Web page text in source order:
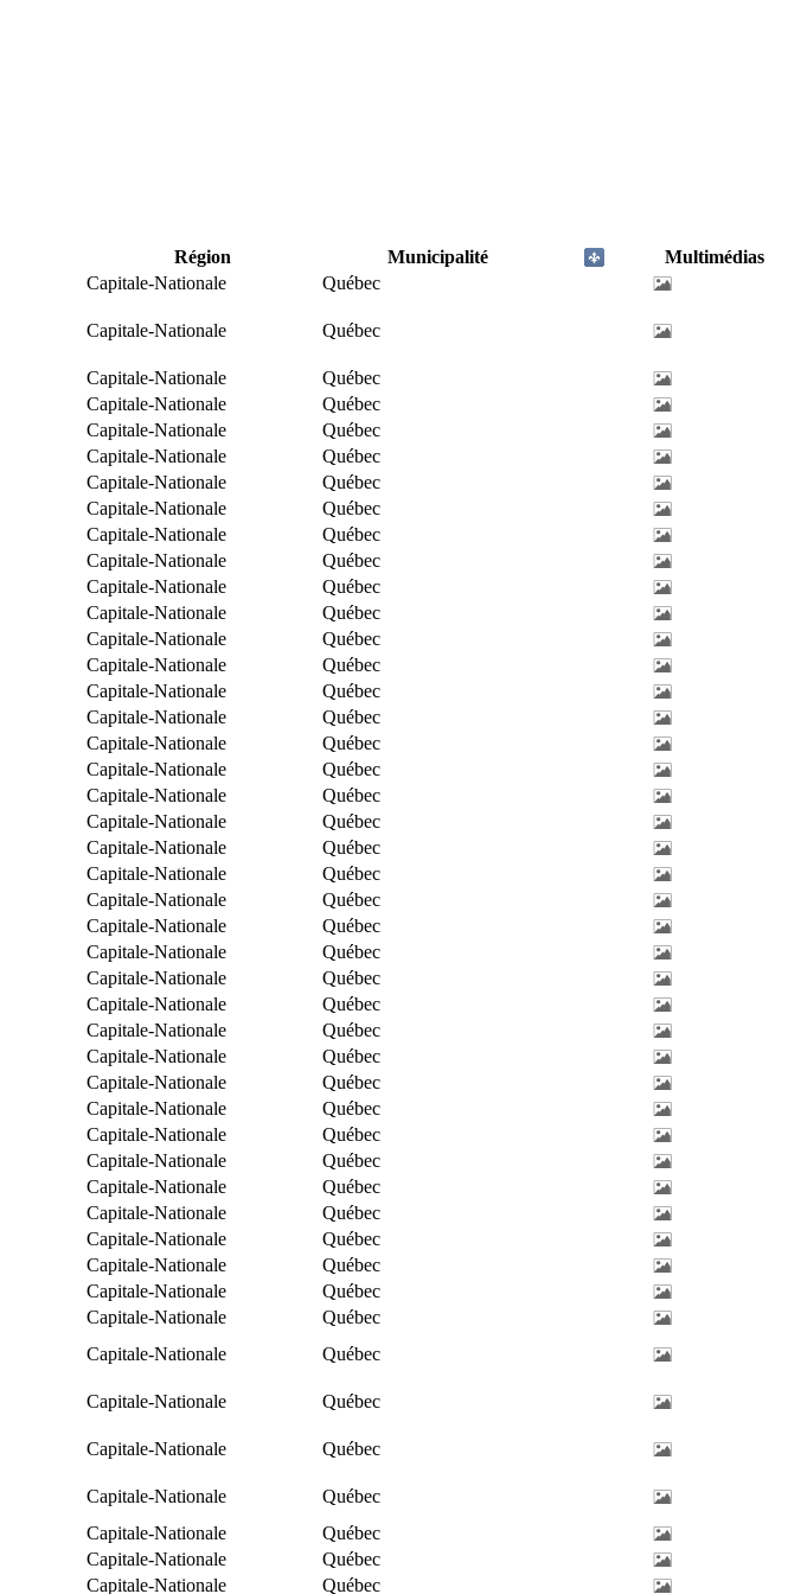
Région Municipalité
Multimédias
Capitale-Nationale
Québec
Capitale-Nationale Québec
Capitale-Nationale
Québec
Capitale-Nationale
Québec
Capitale-Nationale
Québec
Capitale-Nationale
Québec
Capitale-Nationale
Québec
Capitale-Nationale
Québec
Capitale-Nationale
Québec
Capitale-Nationale
Québec
Capitale-Nationale
Québec
Capitale-Nationale
Québec
Capitale-Nationale
Québec
Capitale-Nationale
Québec
Capitale-Nationale
Québec
Capitale-Nationale
Québec
Capitale-Nationale
Québec
Capitale-Nationale
Québec
Capitale-Nationale
Québec
Capitale-Nationale
Québec
Capitale-Nationale
Québec
Capitale-Nationale
Québec
Capitale-Nationale
Québec
Capitale-Nationale
Québec
Capitale-Nationale
Québec
Capitale-Nationale
Québec
Capitale-Nationale
Québec
Capitale-Nationale
Québec
Capitale-Nationale
Québec
Capitale-Nationale
Québec
Capitale-Nationale
Québec
Capitale-Nationale
Québec
Capitale-Nationale
Québec
Capitale-Nationale
Québec
Capitale-Nationale
Québec
Capitale-Nationale
Québec
Capitale-Nationale
Québec
Capitale-Nationale
Québec
Capitale-Nationale
Québec
Capitale-Nationale
Québec
Capitale-Nationale
Québec
Capitale-Nationale
Québec
Capitale-Nationale
Québec
Capitale-Nationale
Québec
Capitale-Nationale
Québec
Capitale-Nationale Québec